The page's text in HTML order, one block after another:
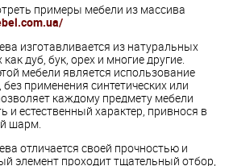
примеры мебели из массива
изготавливается из натуральных
дуб, бук, орех и многие другие.
мебели является использование
применения синтетических или
каждому предмету мебели
и естественный характер, привнося в
шарм.
отличается своей прочностью и
элемент проходит тщательный отбор,